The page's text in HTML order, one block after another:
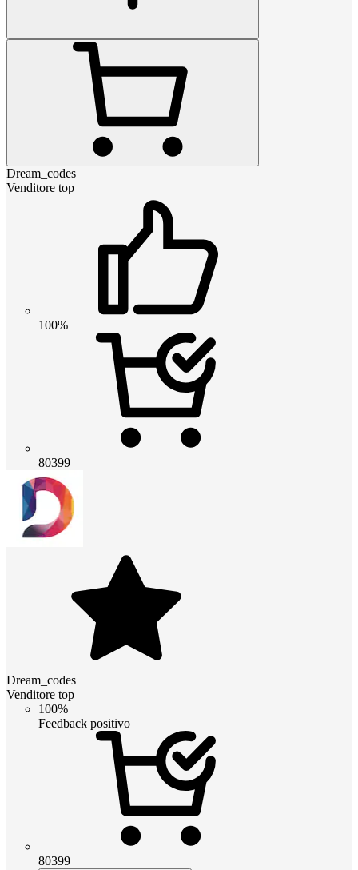
Dream_codes
Venditore top
100%
80399
Dream_codes
Venditore top
100%
Feedback positivo
80399